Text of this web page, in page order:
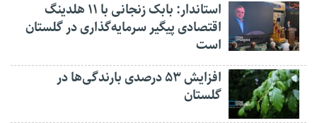
استاندار: بابک زنجانی با ۱۱ هلدینگ
اقتصادی پیگیر سرمایه‌گذاری در گلستان
است
افزایش ۵۳ درصدی بارندگی‌ها در
گلستان